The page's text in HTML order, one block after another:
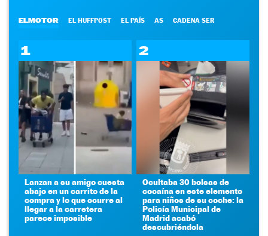
ELMOTOR EL HUFFPOST EL PAÍS AS CADENA SER
1
Lanzan a su amigo cuesta
abajo en un carrito de la
compra y lo que ocurre al
llegar a la carretera
parece imposible
2
Ocultaba 30 bolsas de
cocaína en este elemento
para niños de su coche: la
Policía Municipal de
Madrid acabó
descubriéndola